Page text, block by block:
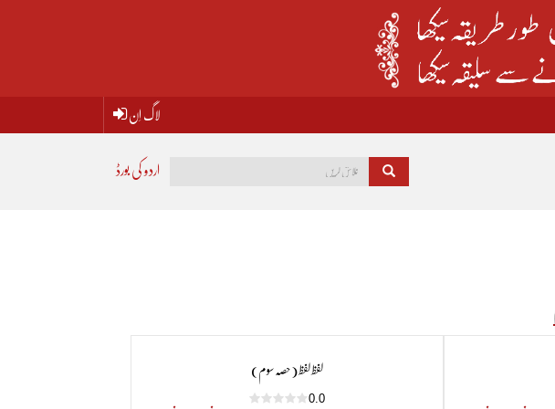
لاگ اِن
اردو کی بورڈ
لفظ لفظ (حصہ سوم)
0.0